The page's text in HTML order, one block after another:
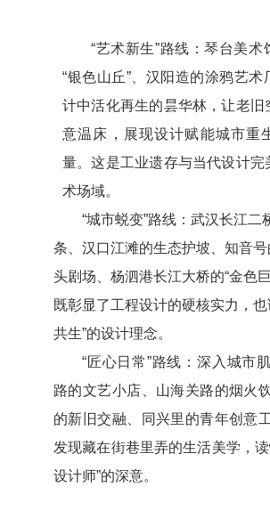
“艺术新生”路线：琴台美术
“银色山丘”、汉阳造的涂鸦艺术
计中活化再生的昙华林，让老旧
意温床，展现设计赋能城市重
量。这是工业遗存与当代设计完
术场域。
“城市蜕变”路线：武汉长江二
条、汉口江滩的生态护坡、知音
头剧场、杨泗港长江大桥的“金色巨
既彰显了工程设计的硬核实力，也
共生”的设计理念。
“匠心日常”路线：深入城市
路的文艺小店、山海关路的烟火
的新旧交融、同兴里的青年创意
发现藏在街巷里弄的生活美学，
设计师”的深意。